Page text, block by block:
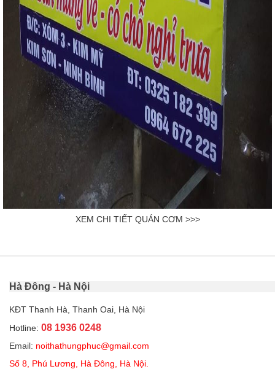
XEM CHI TIẾT QUÁN CƠM >>>
Hà Đông - Hà Nội
KĐT Thanh Hà, Thanh Oai, Hà Nội
Hotline: 08 1936 0248
Email: noithathungphuc@gmail.com
Số 8, Phú Lương, Hà Đông, Hà Nội.